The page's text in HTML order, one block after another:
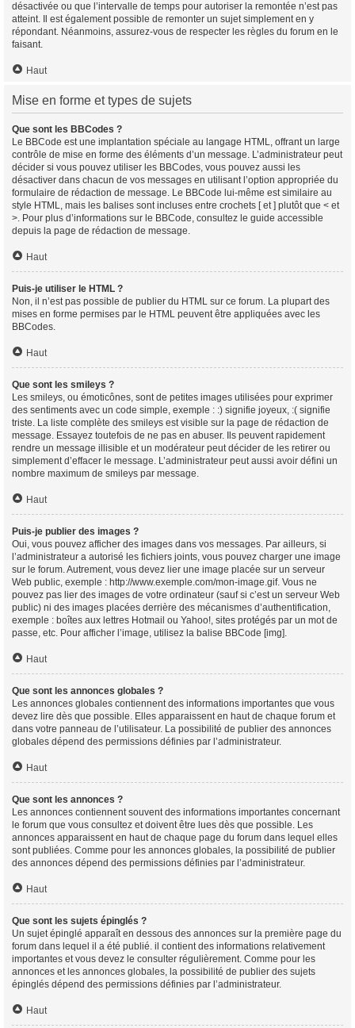
désactivée ou que l’intervalle de temps pour autoriser la remontée n’est pas
atteint. Il est également possible de remonter un sujet simplement en y
répondant. Néanmoins, assurez-vous de respecter les règles du forum en le
faisant.
Haut
Mise en forme et types de sujets
Que sont les BBCodes ?
Le BBCode est une implantation spéciale au langage HTML, offrant un large
contrôle de mise en forme des éléments d’un message. L’administrateur peut
décider si vous pouvez utiliser les BBCodes, vous pouvez aussi les
désactiver dans chacun de vos messages en utilisant l’option appropriée du
formulaire de rédaction de message. Le BBCode lui-même est similaire au
style HTML, mais les balises sont incluses entre crochets [ et ] plutôt que < et
>. Pour plus d’informations sur le BBCode, consultez le guide accessible
depuis la page de rédaction de message.
Haut
Puis-je utiliser le HTML ?
Non, il n’est pas possible de publier du HTML sur ce forum. La plupart des
mises en forme permises par le HTML peuvent être appliquées avec les
BBCodes.
Haut
Que sont les smileys ?
Les smileys, ou émoticônes, sont de petites images utilisées pour exprimer
des sentiments avec un code simple, exemple : :) signifie joyeux, :( signifie
triste. La liste complète des smileys est visible sur la page de rédaction de
message. Essayez toutefois de ne pas en abuser. Ils peuvent rapidement
rendre un message illisible et un modérateur peut décider de les retirer ou
simplement d’effacer le message. L’administrateur peut aussi avoir défini un
nombre maximum de smileys par message.
Haut
Puis-je publier des images ?
Oui, vous pouvez afficher des images dans vos messages. Par ailleurs, si
l’administrateur a autorisé les fichiers joints, vous pouvez charger une image
sur le forum. Autrement, vous devez lier une image placée sur un serveur
Web public, exemple : http://www.exemple.com/mon-image.gif. Vous ne
pouvez pas lier des images de votre ordinateur (sauf si c’est un serveur Web
public) ni des images placées derrière des mécanismes d’authentification,
exemple : boîtes aux lettres Hotmail ou Yahoo!, sites protégés par un mot de
passe, etc. Pour afficher l’image, utilisez la balise BBCode [img].
Haut
Que sont les annonces globales ?
Les annonces globales contiennent des informations importantes que vous
devez lire dès que possible. Elles apparaissent en haut de chaque forum et
dans votre panneau de l’utilisateur. La possibilité de publier des annonces
globales dépend des permissions définies par l’administrateur.
Haut
Que sont les annonces ?
Les annonces contiennent souvent des informations importantes concernant
le forum que vous consultez et doivent être lues dès que possible. Les
annonces apparaissent en haut de chaque page du forum dans lequel elles
sont publiées. Comme pour les annonces globales, la possibilité de publier
des annonces dépend des permissions définies par l’administrateur.
Haut
Que sont les sujets épinglés ?
Un sujet épinglé apparaît en dessous des annonces sur la première page du
forum dans lequel il a été publié. il contient des informations relativement
importantes et vous devez le consulter régulièrement. Comme pour les
annonces et les annonces globales, la possibilité de publier des sujets
épinglés dépend des permissions définies par l’administrateur.
Haut